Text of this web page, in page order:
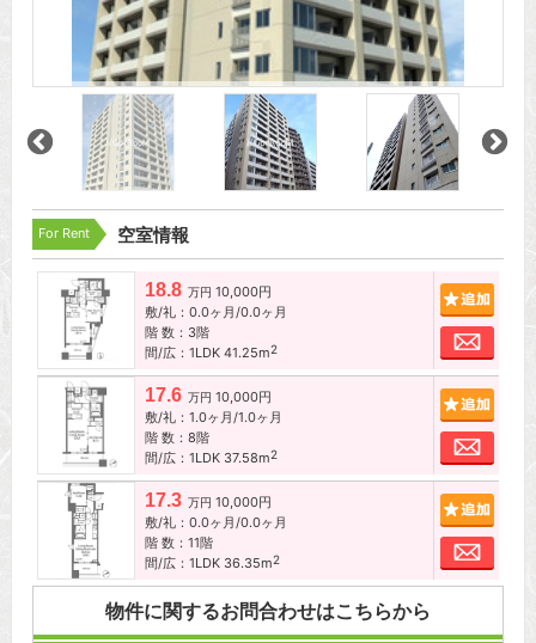
For Rent 空室情報
18.8 万円 10,000円
敷/礼：0.0ヶ月/0.0ヶ月
階 数：3階
間/広：1LDK 41.25m2
お問
17.6 万円 10,000円
敷/礼：1.0ヶ月/1.0ヶ月
階 数：8階
間/広：1LDK 37.58m2
お問
17.3 万円 10,000円
敷/礼：0.0ヶ月/0.0ヶ月
階 数：11階
間/広：1LDK 36.35m2
お問
物件に関するお問合わせはこちらから